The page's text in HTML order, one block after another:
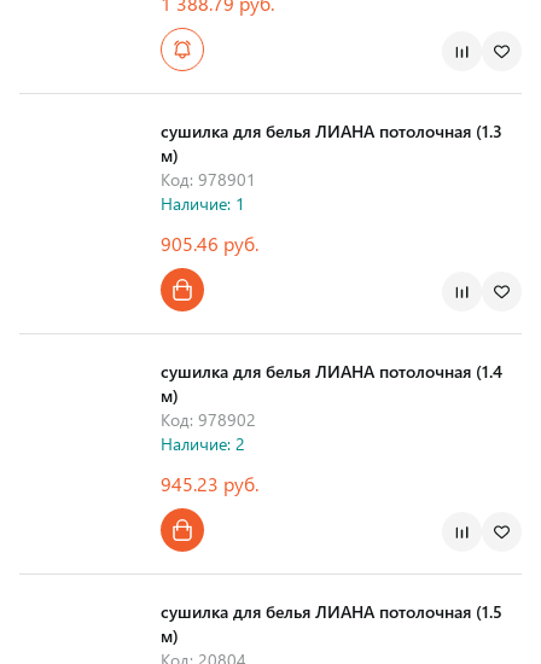
сушилка для белья ЛИАНА потолочная (1.3
м)
Код: 978901
Наличие: 1
905.46 руб.
сушилка для белья ЛИАНА потолочная (1.4
м)
Код: 978902
Наличие: 2
945.23 руб.
сушилка для белья ЛИАНА потолочная (1.5
м)